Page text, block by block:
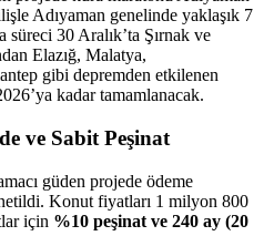
Adıyaman genelinde yaklaşık 7
30 Aralık’ta Şırnak ve
Elazığ, Malatya,
gibi depremden etkilenen
kadar tamamlanacak.
ve Sabit Peşinat
güden projede ödeme
Konut fiyatları 1 milyon 800
için %10 peşinat ve 240 ay (20